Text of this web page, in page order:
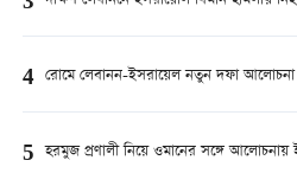
4 রোমে লেবানন-ইসরায়েল নতুন দফা
5 হরমুজ প্রণালী নিয়ে ওমানের সঙ্গে